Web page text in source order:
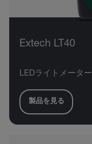
Extech LT40
LEDライトメーター
製品を見る